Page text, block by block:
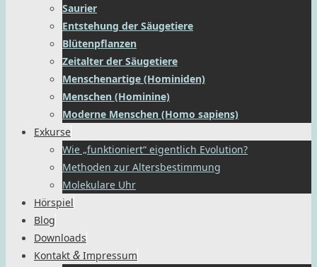
Saurier
Entstehung der Säugetiere
Blütenpflanzen
Zeitalter der Säugetiere
Menschenartige (Hominiden)
Menschen (Hominine)
Moderne Menschen (Homo sapiens)
Exkurse
Wie „funktioniert“ eigentlich Evolution?
Methoden zur Altersbestimmung
Molekulare Uhr
Hörspiel
Blog
Downloads
Kontakt & Impressum